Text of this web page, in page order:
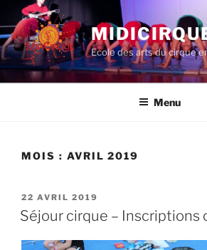
Aller
au
contenu
principal
Ecole des arts du cirque
Menu
MOIS : AVRIL 2019
PUBLIÉ
LE
22 AVRIL 2019
Séjour cirque – Inscriptions